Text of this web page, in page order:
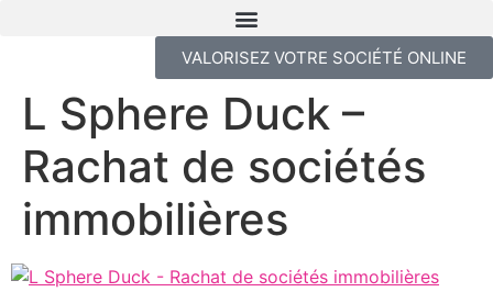
VALORISEZ VOTRE SOCIÉTÉ ONLINE
L Sphere Duck –
Rachat de sociétés
immobilières